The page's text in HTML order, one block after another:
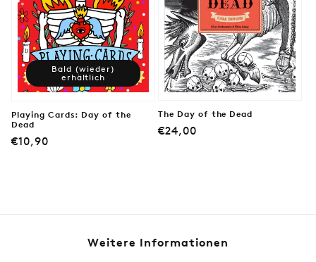
Bald (wieder)
erhältlich
Playing Cards: Day of the
Dead
Normaler
€10,90
The Day of the Dead
Normaler
€24,00
Weitere Informationen